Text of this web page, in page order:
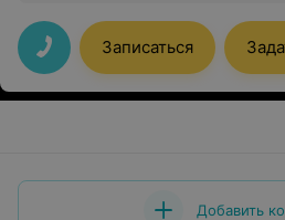
Записаться
Добавить